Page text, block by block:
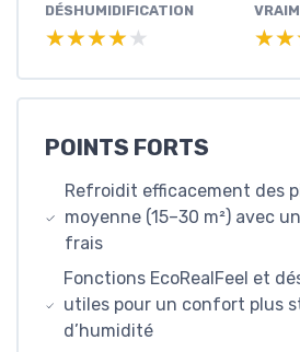
DÉSHUMIDIFICATION
★★★★★
★★★★★
POINTS FORTS
Refroidit efficacement des
moyenne (15–30 m²) avec
frais
Fonctions EcoRealFeel et
utiles pour un confort plus
d’humidité